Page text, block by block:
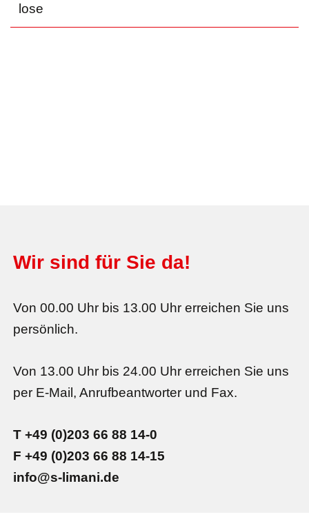
lose
Wir sind für Sie da!
Von 00.00 Uhr bis 13.00 Uhr erreichen Sie uns
persönlich.
Von 13.00 Uhr bis 24.00 Uhr erreichen Sie uns
per E-Mail, Anrufbeantworter und Fax.
T +49 (0)203 66 88 14-0
F +49 (0)203 66 88 14-15
info@s-limani.de